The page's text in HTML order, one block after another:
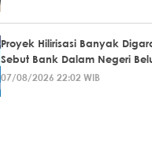
Proyek Hilirisasi Banyak
Sebut Bank Dalam Negeri
07/08/2026 22:02 WIB